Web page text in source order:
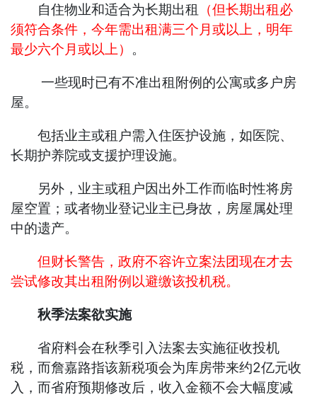
自住物业和适合为长期出租
（但长期出租必
须符合条件，今年需出租满三个月或以上，明年
最少六个月或以上） 。
一些现时已有不准出租附例的公寓或多户房
屋。
包括业主或租户需入住医护设施，如医院、
长期护养院或支援护理设施。
另外，业主或租户因出外工作而临时性将房
屋空置；或者物业登记业主已身故，房屋属处理
中的遗产。
但财长警告，政府不容许立案法团现在才去
尝试修改其出租附例以避缴该投机税。
秋季法案欲实施
省府料会在秋季引入法案去实施征收投机
税，而詹嘉路指该新税项会为库房带来约2亿元收
入，而省府预期修改后，收入金额不会大幅度减